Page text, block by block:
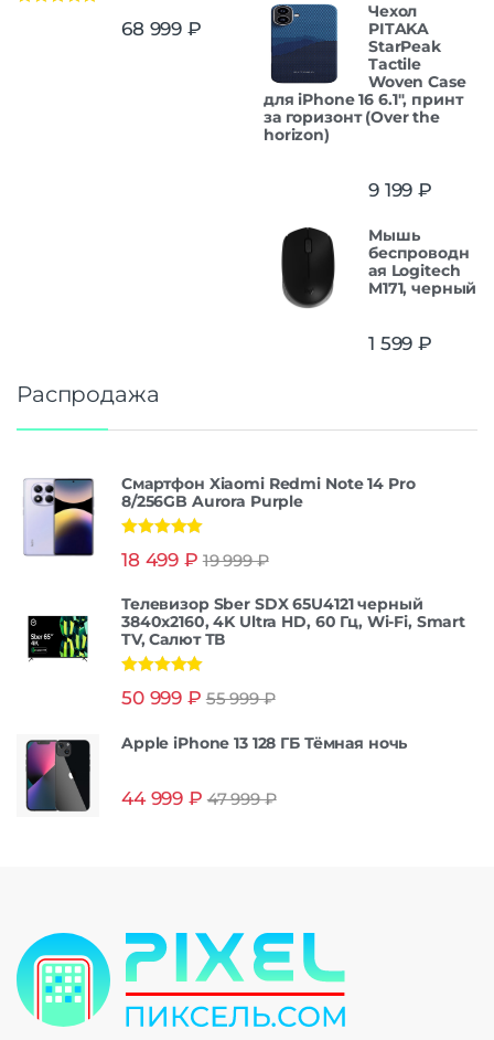
68 999 ₽
Чехол
PITAKA
StarPeak
Tactile
Woven Case
для iPhone 16 6.1", принт
за горизонт (Over the
horizon)
9 199 ₽
Мышь
беспроводн
ая Logitech
M171, черный
1 599 ₽
Распродажа
Смартфон Xiaomi Redmi Note 14 Pro
8/256GB Aurora Purple
из 5
18 499 ₽ 19 999₽
Телевизор Sber SDX 65U4121 черный
3840x2160, 4K Ultra HD, 60 Гц, Wi-Fi, Smart
TV, Салют ТВ
из 5
50 999 ₽ 55 999₽
Apple iPhone 13 128 ГБ Тёмная ночь
44 999 ₽ 47 999₽